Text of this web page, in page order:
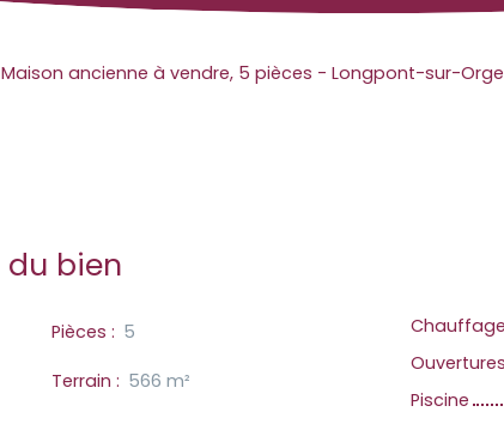
Maison ancienne à vendre, 5 pièces - Longpont-sur-Orge
du bien
Pièces : 5
Terrain : 566 m²
Chauffage
Ouvertures
Piscine